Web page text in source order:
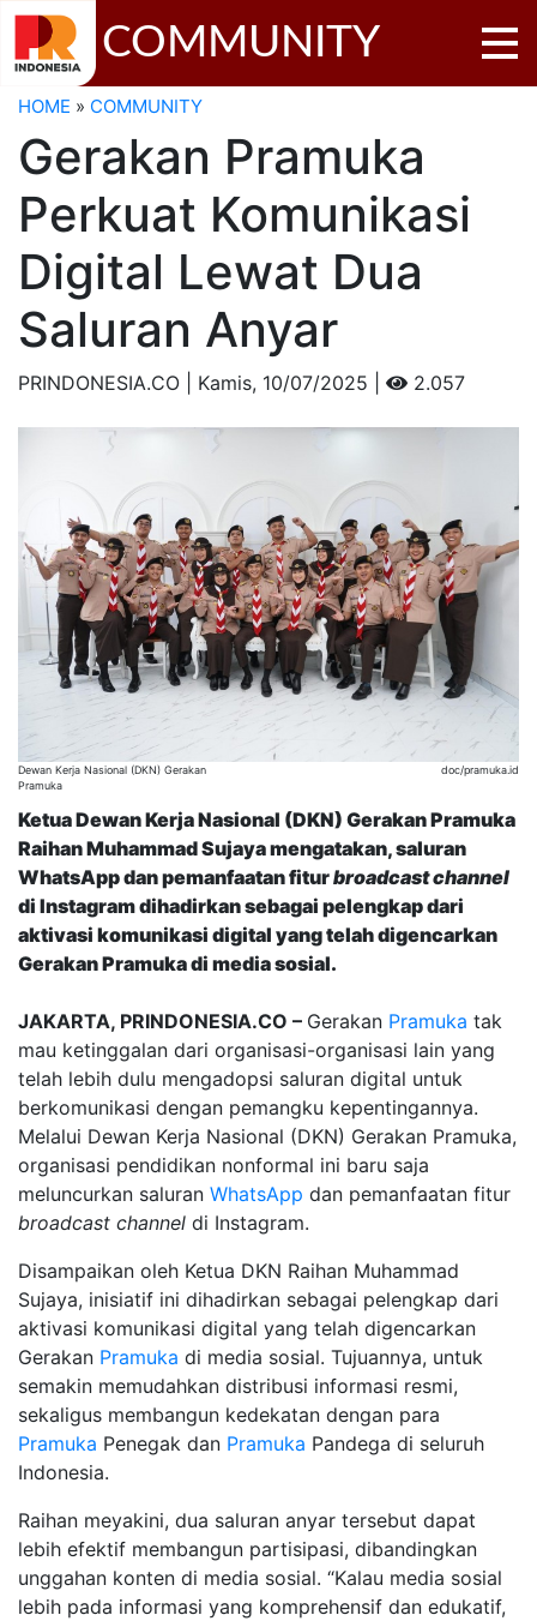
COMMUNITY
HOME » COMMUNITY
Gerakan Pramuka
Perkuat Komunikasi
Digital Lewat Dua
Saluran Anyar
PRINDONESIA.CO | Kamis, 10/07/2025 | 2.057
Dewan Kerja Nasional (DKN) Gerakan
Pramuka
doc/pramuka.id
Ketua Dewan Kerja Nasional (DKN) Gerakan Pramuka
Raihan Muhammad Sujaya mengatakan, saluran
WhatsApp dan pemanfaatan fiturbroadcast channel
di Instagram dihadirkan sebagai pelengkap dari
aktivasi komunikasi digital yang telah digencarkan
Gerakan Pramuka di media sosial.
JAKARTA, PRINDONESIA.CO – Gerakan Pramuka tak
mau ketinggalan dari organisasi-organisasi lain yang
telah lebih dulu mengadopsi saluran digital untuk
berkomunikasi dengan pemangku kepentingannya.
Melalui Dewan Kerja Nasional (DKN) Gerakan Pramuka,
organisasi pendidikan nonformal ini baru saja
meluncurkan saluran WhatsApp dan pemanfaatan fitur
broadcast channel di Instagram.
Disampaikan oleh Ketua DKN Raihan Muhammad
Sujaya, inisiatif ini dihadirkan sebagai pelengkap dari
aktivasi komunikasi digital yang telah digencarkan
Gerakan Pramuka di media sosial. Tujuannya, untuk
semakin memudahkan distribusi informasi resmi,
sekaligus membangun kedekatan dengan para
Pramuka Penegak dan Pramuka Pandega di seluruh
Indonesia.
Raihan meyakini, dua saluran anyar tersebut dapat
lebih efektif membangun partisipasi, dibandingkan
unggahan konten di media sosial. “Kalau media sosial
lebih pada informasi yang komprehensif dan edukatif,